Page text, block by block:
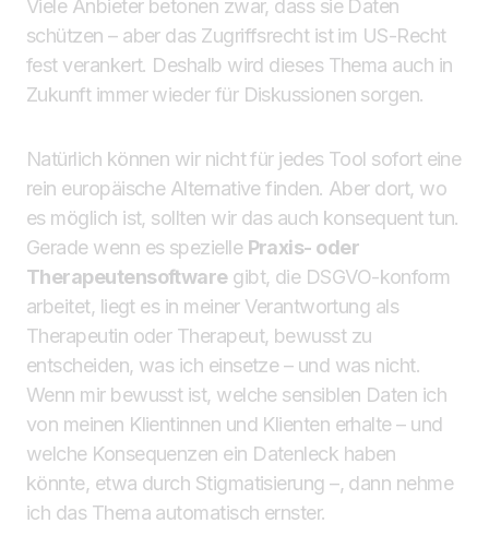
Viele Anbieter betonen zwar, dass sie Daten
schützen – aber das Zugriffsrecht ist im US-Recht
fest verankert. Deshalb wird dieses Thema auch in
Zukunft immer wieder für Diskussionen sorgen.
Natürlich können wir nicht für jedes Tool sofort eine
rein europäische Alternative finden. Aber dort, wo
es möglich ist, sollten wir das auch konsequent tun.
Gerade wenn es spezielle Praxis- oder
Therapeutensoftwaregibt, die DSGVO-konform
arbeitet, liegt es in meiner Verantwortung als
Therapeutin oder Therapeut, bewusst zu
entscheiden, was ich einsetze – und was nicht.
Wenn mir bewusst ist, welche sensiblen Daten ich
von meinen Klientinnen und Klienten erhalte – und
welche Konsequenzen ein Datenleck haben
könnte, etwa durch Stigmatisierung –, dann nehme
ich das Thema automatisch ernster.